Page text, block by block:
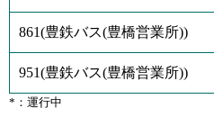
861(豊鉄バス(豊橋営業所))
951(豊鉄バス(豊橋営業所))
*：運行中